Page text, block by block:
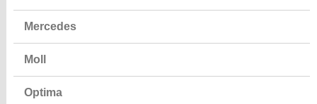
Mercedes
Moll
Optima